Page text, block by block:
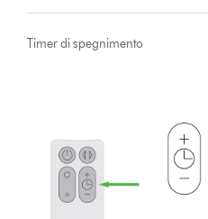
Timer di spegnimento